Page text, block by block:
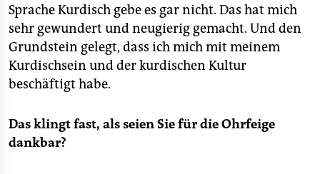
Sprache Kurdisch gebe es gar nicht. Das hat mich
sehr gewundert und neugierig gemacht. Und den
Grundstein gelegt, dass ich mich mit meinem
Kurdischsein und der kurdischen Kultur
beschäftigt habe.
Das klingt fast, als seien Sie für die Ohrfeige
dankbar?